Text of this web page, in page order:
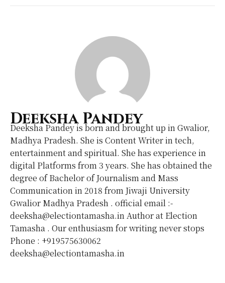
Deeksha Pandey
Deeksha Pandey is born and brought up in Gwalior,
Madhya Pradesh. She is Content Writer in tech,
entertainment and spiritual. She has experience in
digital Platforms from 3 years. She has obtained the
degree of Bachelor of Journalism and Mass
Communication in 2018 from Jiwaji University
Gwalior Madhya Pradesh . official email :-
deeksha@electiontamasha.in Author at Election
Tamasha . Our enthusiasm for writing never stops
Phone : +919575630062
deeksha@electiontamasha.in